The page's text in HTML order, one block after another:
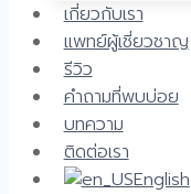
เกี่ยวกับเรา
แพทย์ผู้เชี่ยวชาญ
รีวิว
คำถามที่พบบ่อย
บทความ
ติดต่อเรา
English